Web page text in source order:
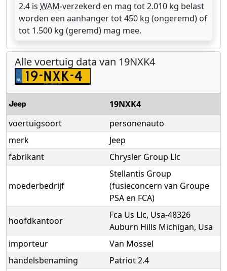
2.4 is WAM-verzekerd en mag tot 2.010 kg belast
worden een aanhanger tot 450 kg (ongeremd) of
tot 1.500 kg (geremd) mag mee.
Alle voertuig data van 19NXK4
19NXK4
voertuigsoort
personenauto
merk
Jeep
fabrikant
Chrysler Group Llc
moederbedrijf
Stellantis Group
(fusieconcern van Groupe
PSA en FCA)
hoofdkantoor
Fca Us Llc, Usa-48326
Auburn Hills Michigan, Usa
importeur
Van Mossel
handelsbenaming
Patriot 2.4